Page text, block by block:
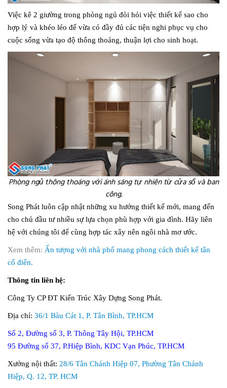
Việc kê 2 giường trong phòng ngủ đòi hỏi việc thiết kế sao cho
hợp lý và khéo léo để vừa có đầy đủ các tiện nghi phục vụ cho
cuộc sống vừa tạo độ thông thoáng, thuận lợi cho sinh hoạt.
Phòng ngủ thông thoáng với ánh sáng tự nhiên từ cửa sổ và ban
công.
Song Phát luôn cập nhật những xu hướng thiết kế mới, mang đến
cho chủ đầu tư nhiều sự lựa chọn phù hợp với gia đình. Hãy liên
hệ với chúng tôi để cùng hợp tác xây nên ngôi nhà mơ ước.
Xem thêm: Ấn tượng với nhà phố mang phong cách thiết kế tân
cổ điển.
Thông tin liên hệ:
Công Ty CP ĐT Kiến Trúc Xây Dựng Song Phát.
Địa chỉ: 36/1 Bàu Cát 1, P. Tân Bình, TP.HCM
Số 2, Đường số 3, P. Thông Tây Hội, TP.HCM
95 Đường số 37, P.Hiệp Bình, KDC Vạn Phúc, TP.HCM
Xưởng nội thất: 28/6 Tân Chánh Hiệp 07, Phường Tân Chánh
Hiệp, Q. 12, TP. HCM